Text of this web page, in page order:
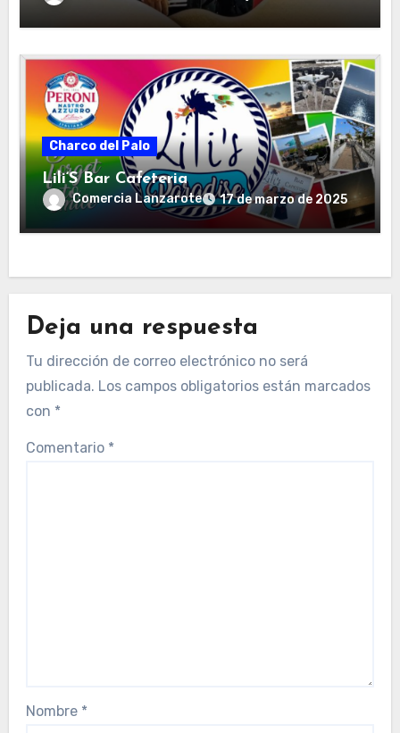
Charco del Palo
Lili‘S Bar Cafeteria
Comercia Lanzarote 17 de marzo de 2025
Deja una respuesta
Tu dirección de correo electrónico no será
publicada. Los campos obligatorios están marcados
con *
Comentario *
Nombre *